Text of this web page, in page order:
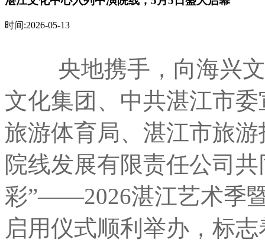
时间:2026-05-13
央地携手，向海兴
文化集团、中共湛江市
旅游体育局、湛江市旅
院线发展有限责任公司
彩”——2026湛江艺术季
启用仪式顺利举办，标